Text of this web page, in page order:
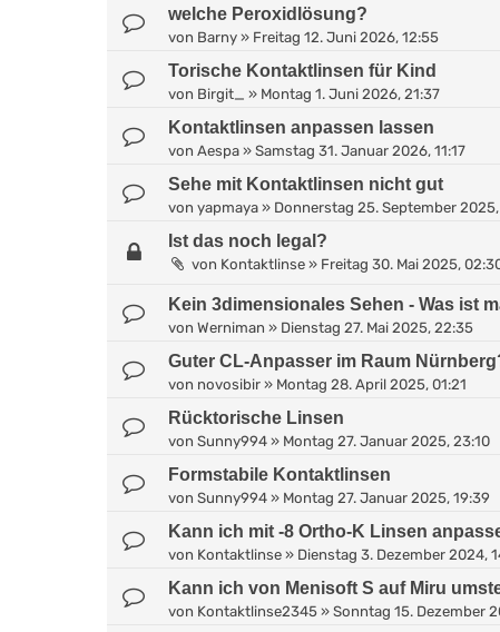
welche Peroxidlösung?
von Barny » Freitag 12. Juni 2026, 12:55
Torische Kontaktlinsen für Kind
von Birgit_ » Montag 1. Juni 2026, 21:37
Kontaktlinsen anpassen lassen
von Aespa » Samstag 31. Januar 2026, 11:17
Sehe mit Kontaktlinsen nicht gut
von yapmaya » Donnerstag 25. September
Ist das noch legal?
von Kontaktlinse » Freitag 30. Mai 2025,
Kein 3dimensionales Sehen - Was ist
von Werniman » Dienstag 27. Mai 2025, 22:35
Guter CL-Anpasser im Raum
von novosibir » Montag 28. April 2025, 01:21
Rücktorische Linsen
von Sunny994 » Montag 27. Januar 2025, 23:10
Formstabile Kontaktlinsen
von Sunny994 » Montag 27. Januar 2025, 19:39
Kann ich mit -8 Ortho-K Linsen
von Kontaktlinse » Dienstag 3. Dezember 2024,
Kann ich von Menisoft S auf Miru
von Kontaktlinse2345 » Sonntag 15. Dezember